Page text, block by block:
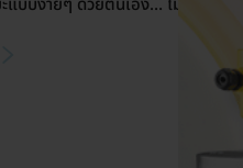
แบบง่ายๆ ด้วยตนเอง… ไม่ยากอย่างที่